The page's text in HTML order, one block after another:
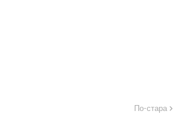
По-стара